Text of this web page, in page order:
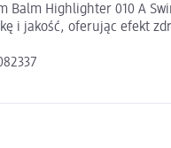
Balm Highlighter 010 A
i jakość, oferując efekt